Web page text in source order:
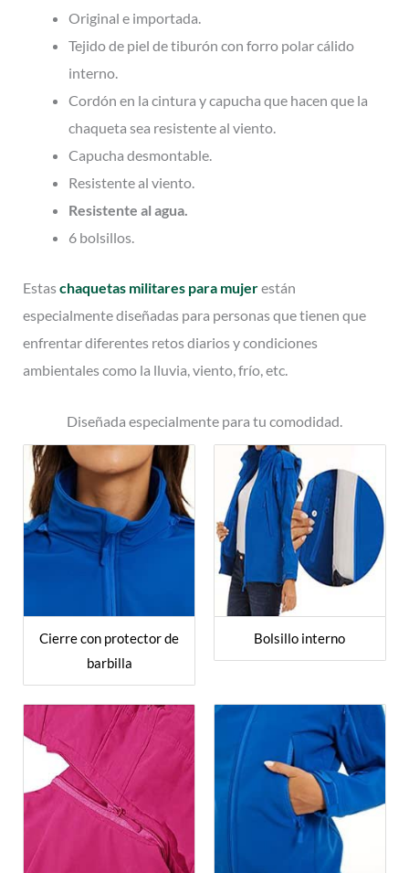
Original e importada.
Tejido de piel de tiburón con forro polar cálido
interno.
Cordón en la cintura y capucha que hacen que la
chaqueta sea resistente al viento.
Capucha desmontable.
Resistente al viento.
Resistente al agua.
6 bolsillos.
Estaschaquetas militares para mujerestán
especialmente diseñadas para personas que tienen que
enfrentar diferentes retos diarios y condiciones
ambientales como la lluvia, viento, frío, etc.
Diseñada especialmente para tu comodidad.
Cierre con protector de
barbilla
Bolsillo interno